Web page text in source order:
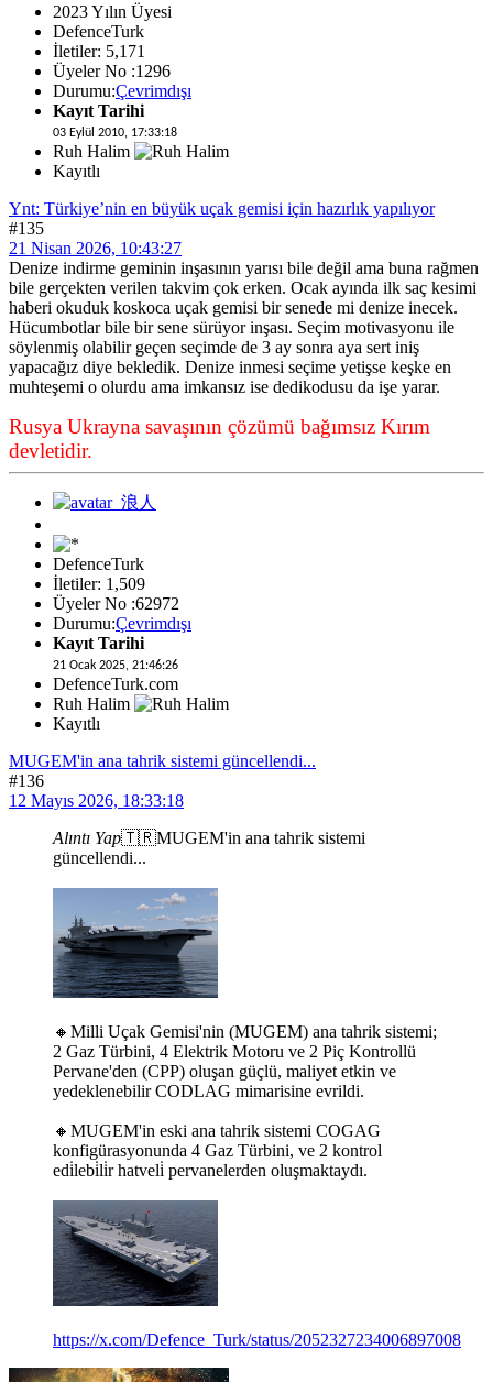
2023 Yılın Üyesi
DefenceTurk
İletiler: 5,171
Üyeler No :1296
Durumu:Çevrimdışı
Kayıt Tarihi
03 Eylül 2010, 17:33:18
Ruh Halim
Kayıtlı
Ynt: Türkiye’nin en büyük uçak gemisi için hazırlık yapılıyor
#135
21 Nisan 2026, 10:43:27
Denize indirme geminin inşasının yarısı bile değil ama buna rağmen
bile gerçekten verilen takvim çok erken. Ocak ayında ilk saç kesimi
haberi okuduk koskoca uçak gemisi bir senede mi denize inecek.
Hücumbotlar bile bir sene sürüyor inşası. Seçim motivasyonu ile
söylenmiş olabilir geçen seçimde de 3 ay sonra aya sert iniş
yapacağız diye bekledik. Denize inmesi seçime yetişse keşke en
muhteşemi o olurdu ama imkansız ise dedikodusu da işe yarar.
Rusya Ukrayna savaşının çözümü bağımsız Kırım
devletidir.
DefenceTurk
İletiler: 1,509
Üyeler No :62972
Durumu:Çevrimdışı
Kayıt Tarihi
21 Ocak 2025, 21:46:26
DefenceTurk.com
Ruh Halim
Kayıtlı
MUGEM'in ana tahrik sistemi güncellendi...
#136
12 Mayıs 2026, 18:33:18
Alıntı Yap🇹🇷MUGEM'in ana tahrik sistemi
güncellendi...
🔸Milli Uçak Gemisi'nin (MUGEM) ana tahrik sistemi;
2 Gaz Türbini, 4 Elektrik Motoru ve 2 Piç Kontrollü
Pervane'den (CPP) oluşan güçlü, maliyet etkin ve
yedeklenebilir CODLAG mimarisine evrildi.
🔸MUGEM'in eski ana tahrik sistemi COGAG
konfigürasyonunda 4 Gaz Türbini, ve 2 kontrol
edi̇lebi̇li̇r hatveli̇ pervanelerden oluşmaktaydı.
https://x.com/Defence_Turk/status/2052327234006897008